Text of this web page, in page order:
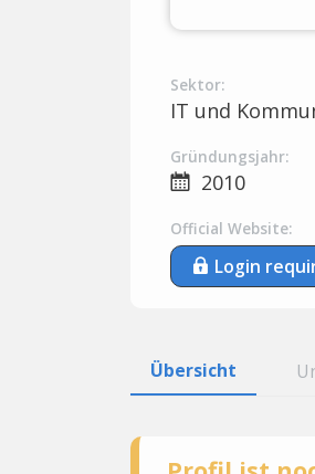
Sektor:
IT und
Gründungsjahr:
2010
Official Website:
Login
Übersicht